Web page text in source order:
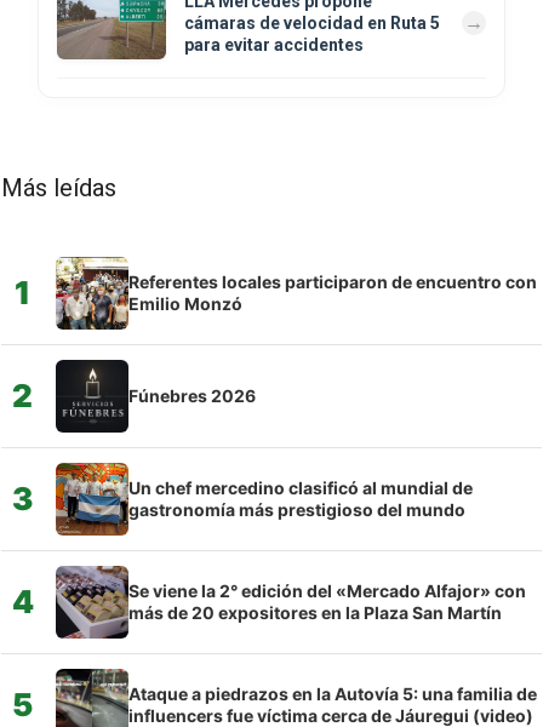
cámaras de velocidad en Ruta 5
para evitar accidentes
Más leídas
1
Referentes locales participaron de encuentro con
Emilio Monzó
2 Fúnebres 2026
3
Un chef mercedino clasificó al mundial de
gastronomía más prestigioso del mundo
4
Se viene la 2° edición del «Mercado Alfajor» con
más de 20 expositores en la Plaza San Martín
5
Ataque a piedrazos en la Autovía 5: una familia de
influencers fue víctima cerca de Jáuregui (video)